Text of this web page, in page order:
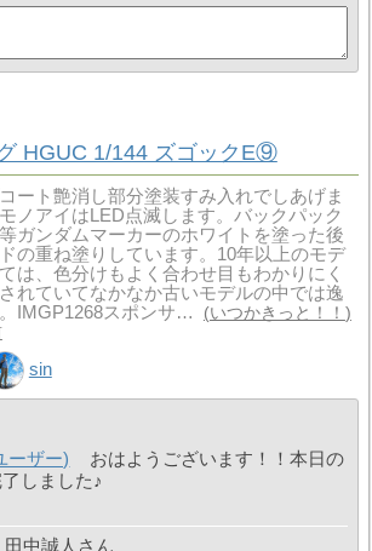
HGUC 1/144 ズゴックE⑨
ート艶消し部分塗装すみ入れでしあげま
ノアイはLED点滅します。バックパック
ガンダムマーカーのホワイトを塗った後
の重ね塗りしています。10年以上のモデ
は、色分けもよく合わせ目もわかりにく
れていてなかなか古いモデルの中では逸
IMGP1268スポンサ…
いつかきっと！！
sin
ーザー)
おはようございます！！本日の
しました♪
田中誠人さん